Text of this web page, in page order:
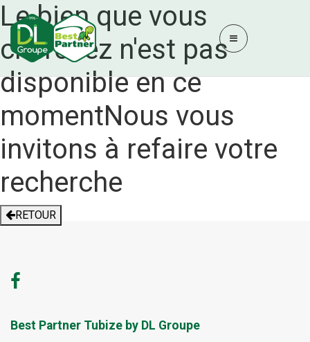
Le bien que vous
cherchez n'est pas
disponible en ce
momentNous vous
invitons à refaire votre
recherche
RETOUR
Best Partner Tubize by DL Groupe